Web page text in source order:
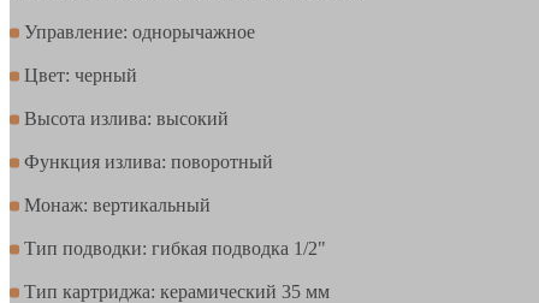
Управление: однорычажное
Цвет: черный
Высота излива: высокий
Функция излива: поворотный
Монаж: вертикальный
Тип подводки: гибкая подводка 1/2"
Тип картриджа: керамический 35 мм